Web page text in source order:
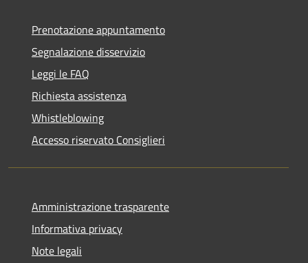
Prenotazione appuntamento
Segnalazione disservizio
Leggi le FAQ
Richiesta assistenza
Whistleblowing
Accesso riservato Consiglieri
Amministrazione trasparente
Informativa privacy
Note legali